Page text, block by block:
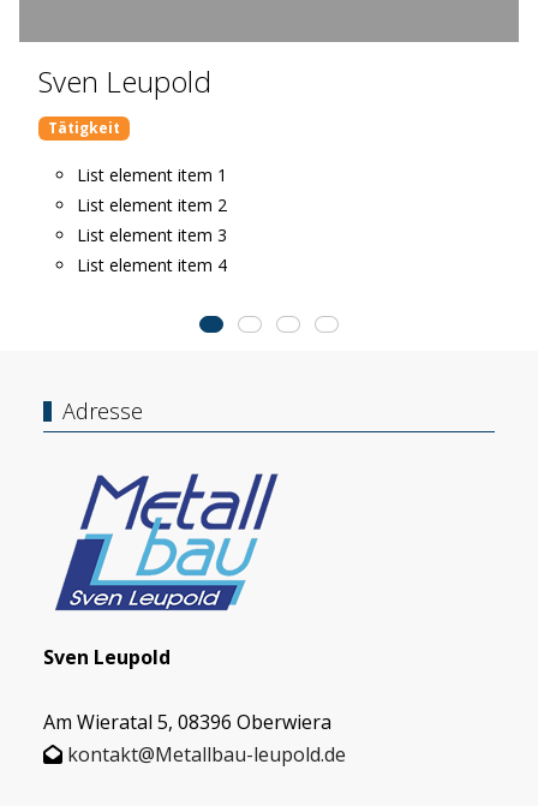
Sven Leupold
Tätigkeit
List element item 1
List element item 2
List element item 3
List element item 4
Adresse
Sven Leupold
Am Wieratal 5, 08396 Oberwiera
kontakt@Metallbau-leupold.de